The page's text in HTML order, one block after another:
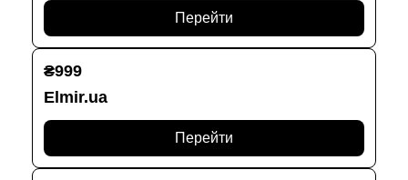
Перейти
₴999
Elmir.ua
Перейти